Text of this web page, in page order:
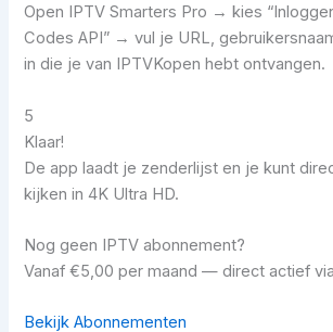
Open IPTV Smarters Pro → kies
Codes API” → vul je URL,
in die je van IPTVKopen hebt ontvangen.
5
Klaar!
De app laadt je zenderlijst en je kunt
kijken in 4K Ultra HD.
Nog geen IPTV abonnement?
Vanaf €5,00 per maand — direct actief
Bekijk Abonnementen